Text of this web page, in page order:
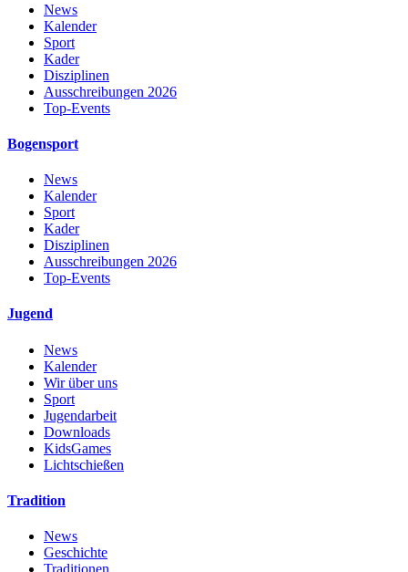
News
Kalender
Sport
Kader
Disziplinen
Ausschreibungen 2026
Top-Events
Bogensport
News
Kalender
Sport
Kader
Disziplinen
Ausschreibungen 2026
Top-Events
Jugend
News
Kalender
Wir über uns
Sport
Jugendarbeit
Downloads
KidsGames
Lichtschießen
Tradition
News
Geschichte